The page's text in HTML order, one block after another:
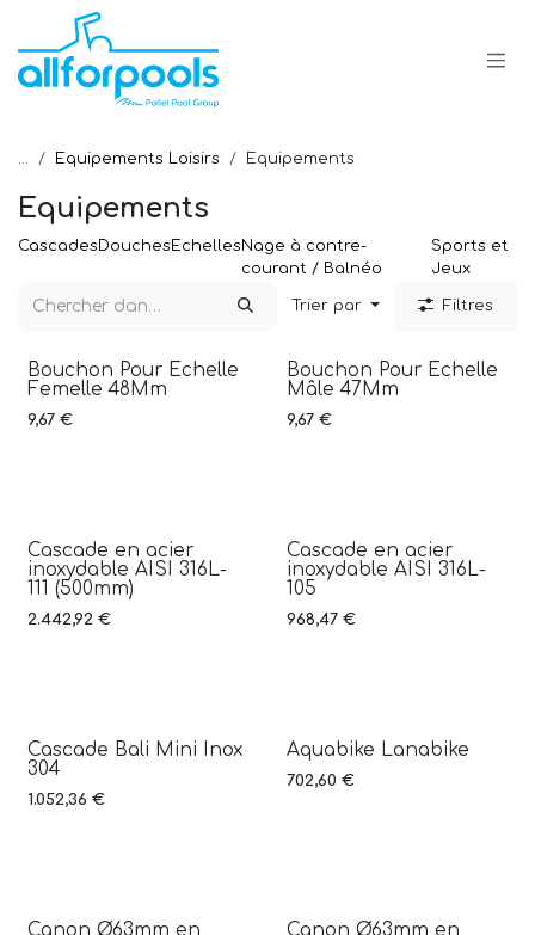
Se rendre au contenu
... Equipements Loisirs Equipements
Equipements
Cascades Douches EchellesNage à contre-
courant / Balnéo
Sports et
Jeux
Trier par Filtres
Bouchon Pour Echelle
Femelle 48Mm
9,67 €
Bouchon Pour Echelle
Mâle 47Mm
9,67€
Cascade en acier
inoxydable AISI 316L-
111 (500mm)
2.442,92 €
Cascade en acier
inoxydable AISI 316L-
105
968,47€
Cascade Bali Mini Inox
304
1.052,36 €
Aquabike Lanabike
702,60 €
Canon Ø63mm en
Canon Ø63mm en